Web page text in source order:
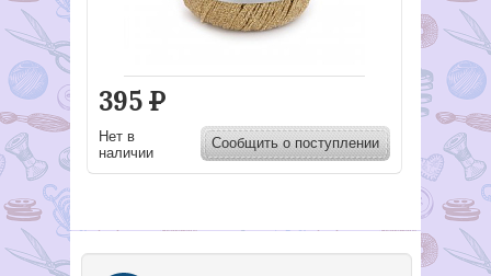
395Р
Нет в
наличии
Сообщить о поступлении